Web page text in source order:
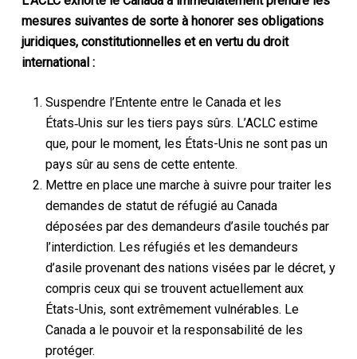
mesures suivantes de sorte à honorer ses obligations
juridiques, constitutionnelles et en vertu du droit
international :
Suspendre l’Entente entre le Canada et les
États‑Unis sur les tiers pays sûrs. L’ACLC estime
que, pour le moment, les États-Unis ne sont pas un
pays sûr au sens de cette entente.
Mettre en place une marche à suivre pour traiter les
demandes de statut de réfugié au Canada
déposées par des demandeurs d’asile touchés par
l’interdiction. Les réfugiés et les demandeurs
d’asile provenant des nations visées par le décret, y
compris ceux qui se trouvent actuellement aux
États-Unis, sont extrêmement vulnérables. Le
Canada a le pouvoir et la responsabilité de les
protéger.